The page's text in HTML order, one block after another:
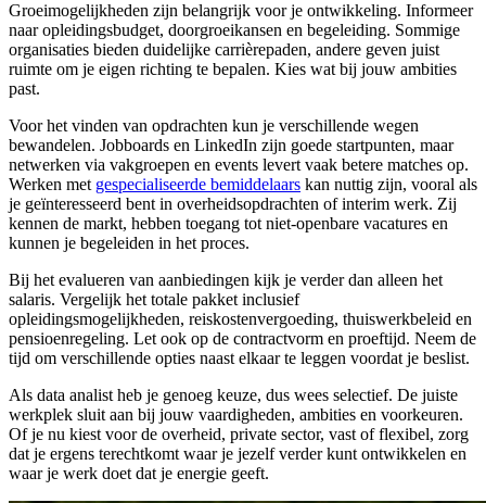
Groeimogelijkheden zijn belangrijk voor je ontwikkeling. Informeer
naar opleidingsbudget, doorgroeikansen en begeleiding. Sommige
organisaties bieden duidelijke carrièrepaden, andere geven juist
ruimte om je eigen richting te bepalen. Kies wat bij jouw ambities
past.
Voor het vinden van opdrachten kun je verschillende wegen
bewandelen. Jobboards en LinkedIn zijn goede startpunten, maar
netwerken via vakgroepen en events levert vaak betere matches op.
Werken met gespecialiseerde bemiddelaars kan nuttig zijn, vooral als
je geïnteresseerd bent in overheidsopdrachten of interim werk. Zij
kennen de markt, hebben toegang tot niet-openbare vacatures en
kunnen je begeleiden in het proces.
Bij het evalueren van aanbiedingen kijk je verder dan alleen het
salaris. Vergelijk het totale pakket inclusief
opleidingsmogelijkheden, reiskostenvergoeding, thuiswerkbeleid en
pensioenregeling. Let ook op de contractvorm en proeftijd. Neem de
tijd om verschillende opties naast elkaar te leggen voordat je beslist.
Als data analist heb je genoeg keuze, dus wees selectief. De juiste
werkplek sluit aan bij jouw vaardigheden, ambities en voorkeuren.
Of je nu kiest voor de overheid, private sector, vast of flexibel, zorg
dat je ergens terechtkomt waar je jezelf verder kunt ontwikkelen en
waar je werk doet dat je energie geeft.